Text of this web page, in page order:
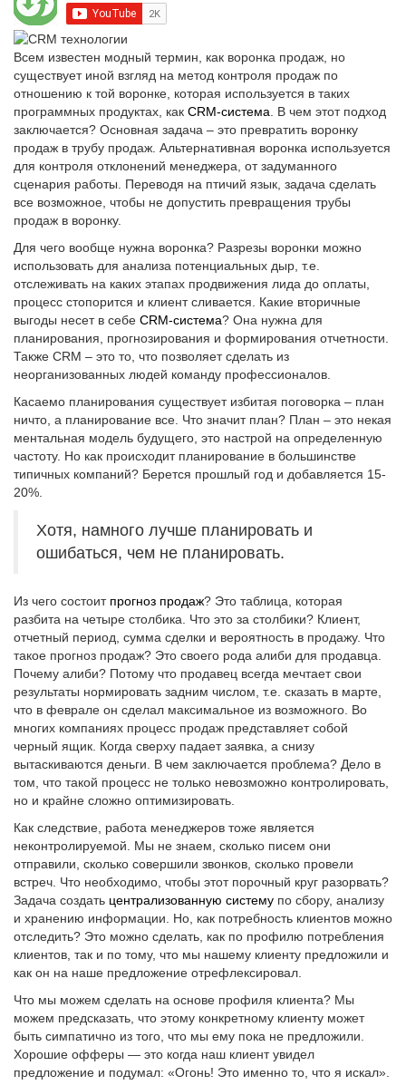
Всем известен модный термин, как воронка продаж, но
существует иной взгляд на метод контроля продаж по
отношению к той воронке, которая используется в таких
программных продуктах, как CRM-система . В чем этот подход
заключается? Основная задача – это превратить воронку
продаж в трубу продаж. Альтернативная воронка используется
для контроля отклонений менеджера, от задуманного
сценария работы. Переводя на птичий язык, задача сделать
все возможное, чтобы не допустить превращения трубы
продаж в воронку.
Для чего вообще нужна воронка? Разрезы воронки можно
использовать для анализа потенциальных дыр, т.е.
отслеживать на каких этапах продвижения лида до оплаты,
процесс стопорится и клиент сливается. Какие вторичные
выгоды несет в себе CRM-система? Она нужна для
планирования, прогнозирования и формирования отчетности.
Также CRM – это то, что позволяет сделать из
неорганизованных людей команду профессионалов.
Касаемо планирования существует избитая поговорка – план
ничто, а планирование все. Что значит план? План – это некая
ментальная модель будущего, это настрой на определенную
частоту. Но как происходит планирование в большинстве
типичных компаний? Берется прошлый год и добавляется 15-
20%.
Хотя, намного лучше планировать и
ошибаться, чем не планировать.
Из чего состоит прогноз продаж? Это таблица, которая
разбита на четыре столбика. Что это за столбики? Клиент,
отчетный период, сумма сделки и вероятность в продажу. Что
такое прогноз продаж? Это своего рода алиби для продавца.
Почему алиби? Потому что продавец всегда мечтает свои
результаты нормировать задним числом, т.е. сказать в марте,
что в феврале он сделал максимальное из возможного. Во
многих компаниях процесс продаж представляет собой
черный ящик. Когда сверху падает заявка, а снизу
вытаскиваются деньги. В чем заключается проблема? Дело в
том, что такой процесс не только невозможно контролировать,
но и крайне сложно оптимизировать.
Как следствие, работа менеджеров тоже является
неконтролируемой. Мы не знаем, сколько писем они
отправили, сколько совершили звонков, сколько провели
встреч. Что необходимо, чтобы этот порочный круг разорвать?
Задача создать централизованную систему по сбору, анализу
и хранению информации. Но, как потребность клиентов можно
отследить? Это можно сделать, как по профилю потребления
клиентов, так и по тому, что мы нашему клиенту предложили и
как он на наше предложение отрефлексировал.
Что мы можем сделать на основе профиля клиента? Мы
можем предсказать, что этому конкретному клиенту может
быть симпатично из того, что мы ему пока не предложили.
Хорошие офферы — это когда наш клиент увидел
предложение и подумал: «Огонь! Это именно то, что я искал».